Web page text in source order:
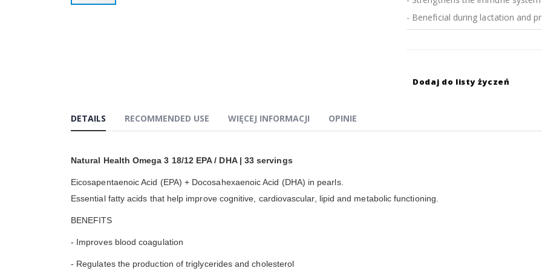
- Beneficial during lactation and
Dodaj do listy życzeń
DETAILS
Natural Health Omega 3 18/12 EPA / DHA | 33 servings
Eicosapentaenoic Acid (EPA) + Docosahexaenoic Acid (DHA) in pearls.
Essential fatty acids that help improve cognitive, cardiovascular, lipid and metabolic functioning.
BENEFITS
- Improves blood coagulation
- Regulates the production of triglycerides and cholesterol
RECOMMENDED USE WIĘCEJ INFORMACJI OPINIE